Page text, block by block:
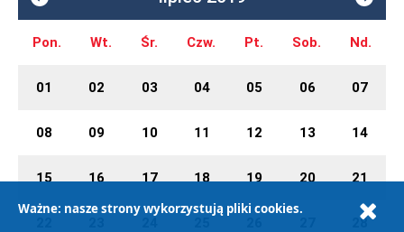
Pon. Wt. Śr. Czw. Pt. Sob. Nd.
01 02 03 04 05 06 07
08 09 10 11 12 13 14
15 16 17 18 19 20 21
28
Ważne: nasze strony wykorzystują pliki cookies.